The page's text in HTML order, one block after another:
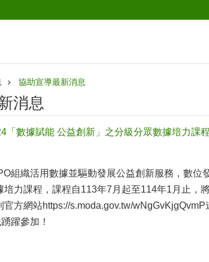
協助宣導最新消息
消息
「數據賦能 公益創新」之分級分眾數據培力課
組織活用數據並驅動發展公益創新服務，數位
培力課程，課程自113年7月起至114年1月止，
官方網站https://s.moda.gov.tw/wNgGvKjgQvmP
躍參加！